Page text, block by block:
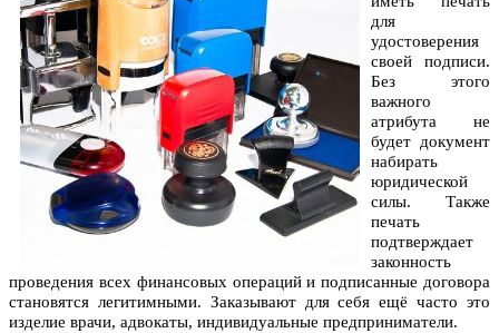
для
удостоверения
своей подписи.
Без этого
важного
атрибута не
будет документ
набирать
юридической
силы. Также
печать
подтверждает
законность
проведения всех финансовых операций и подписанные договора
становятся легитимными. Заказывают для себя ещё часто это
изделие врачи, адвокаты, индивидуальные предприниматели.